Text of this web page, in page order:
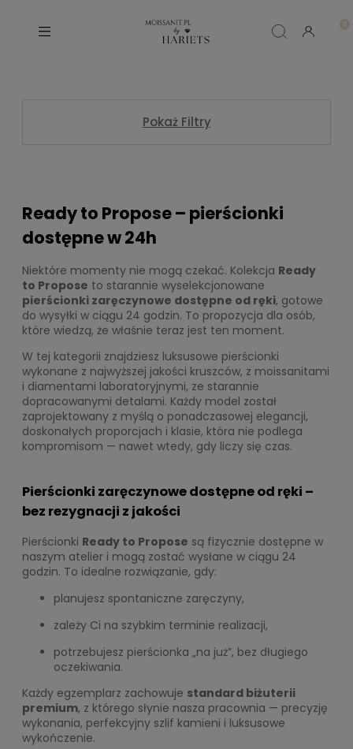
Pokaż Filtry
Ready to Propose – pierścionki
dostępne w 24h
Niektóre momenty nie mogą czekać. Kolekcja Ready
to Propose to starannie wyselekcjonowane
pierścionki zaręczynowe dostępne od ręki, gotowe
do wysyłki w ciągu 24 godzin. To propozycja dla osób,
które wiedzą, że właśnie teraz jest ten moment.
W tej kategorii znajdziesz luksusowe pierścionki
wykonane z najwyższej jakości kruszców, z moissanitami
i diamentami laboratoryjnymi, ze starannie
dopracowanymi detalami. Każdy model został
zaprojektowany z myślą o ponadczasowej elegancji,
doskonałych proporcjach i klasie, która nie podlega
kompromisom — nawet wtedy, gdy liczy się czas.
Pierścionki zaręczynowe dostępne od ręki –
bez rezygnacji z jakości
Pierścionki Ready to Propose są fizycznie dostępne w
naszym atelier i mogą zostać wysłane w ciągu 24
godzin. To idealne rozwiązanie, gdy:
planujesz spontaniczne zaręczyny,
zależy Ci na szybkim terminie realizacji,
potrzebujesz pierścionka „na już”, bez długiego
oczekiwania.
Każdy egzemplarz zachowuje standard biżuterii
premium, z którego słynie nasza pracownia — precyzję
wykonania, perfekcyjny szlif kamieni i luksusowe
wykończenie.